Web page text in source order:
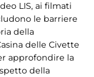
LIS, ai filmati
le barriere
della
delle Civette
approfondire la
della